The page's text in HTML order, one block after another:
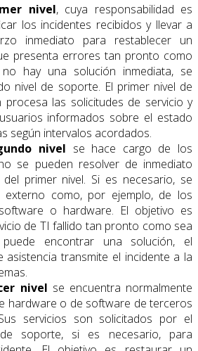
nivel, cuya responsabilidad es
los incidentes recibidos y llevar a
inmediato para restablecer un
presenta errores tan pronto como
hay una solución inmediata, se
nivel de soporte. El primer nivel de
procesa las solicitudes de servicio y
informados sobre el estado
según intervalos acordados.
nivel se hace cargo de los
se pueden resolver de inmediato
primer nivel. Si es necesario, se
externo como, por ejemplo, de los
o hardware. El objetivo es
de TI fallido tan pronto como sea
encontrar una solución, el
asistencia transmite el incidente a la
nivel se encuentra normalmente
hardware o de software de terceros
servicios son solicitados por el
soporte, si es necesario, para